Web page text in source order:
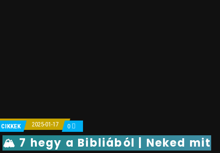
CIKKEK 2025-01-17 0
🏔 7 hegy a Bibliából | Neked mit